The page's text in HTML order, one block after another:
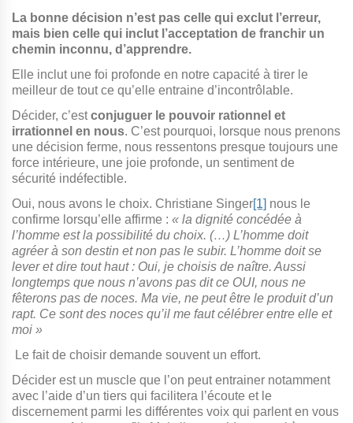
La bonne décision n’est pas celle qui exclut l’erreur,
mais bien celle qui inclut l’acceptation de franchir un
chemin inconnu, d’apprendre.
Elle inclut une foi profonde en notre capacité à tirer le
meilleur de tout ce qu’elle entraine d’incontrôlable.
Décider, c’estconjuguer le pouvoir rationnel et
irrationnel en nous. C’est pourquoi, lorsque nous prenons
une décision ferme, nous ressentons presque toujours une
force intérieure, une joie profonde, un sentiment de
sécurité indéfectible.
Oui, nous avons le choix. Christiane Singer[1] nous le
confirme lorsqu’elle affirme : « la dignité concédée à
l’homme est la possibilité du choix. (…) L’homme doit
agréer à son destin et non pas le subir. L’homme doit se
lever et dire tout haut : Oui, je choisis de naître. Aussi
longtemps que nous n’avons pas dit ce OUI, nous ne
fêterons pas de noces. Ma vie, ne peut être le produit d’un
rapt. Ce sont des noces qu’il me faut célébrer entre elle et
moi »
Le fait de choisir demande souvent un effort.
Décider est un muscle que l’on peut entrainer notamment
avec l’aide d’un tiers qui facilitera l’écoute et le
discernement parmi les différentes voix qui parlent en vous